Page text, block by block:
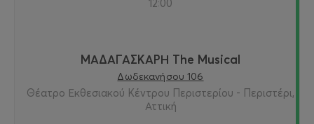
12:00
ΜΑΔΑΓΑΣΚΑΡΗ The Musical
Δωδεκανήσου 106
Θέατρο Εκθεσιακού Κέντρου Περιστερίου - Περιστέρι,
Αττική